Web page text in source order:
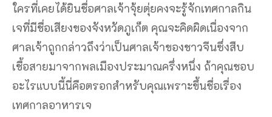
ใครที่เคยได้ยินชื่อศาลเจ้าจุ้ยตุ่ยคงจะรู้จักเทศกาลกิน
เจที่มีชื่อเสียงของจังหวัดภูเก็ต คุณจะคิดผิดเนื่องจาก
ศาลเจ้าถูกกล่าวถึงว่าเป็นศาลเจ้าของชาวจีนซึ่งสืบ
เชื้อสายมาจากพลเมืองประมาณครึ่งหนึ่ง ถ้าคุณชอบ
อะไรแบบนี้นี่คือตรอกสำหรับคุณเพราะขึ้นชื่อเรื่อง
เทศกาลอาหารเจ